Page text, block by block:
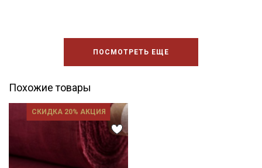
ПОСМОТРЕТЬ ЕЩЕ
Похожие товары
СКИДКА 20% АКЦИЯ